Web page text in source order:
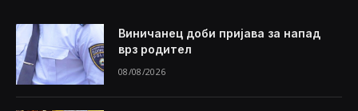
Виничанец доби пријава за напад
врз родител
08/08/2026